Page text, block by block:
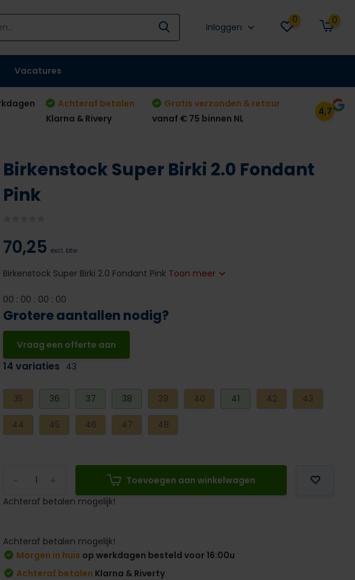
Inloggen
0 0
Vacatures
Achteraf betalen
Klarna & Rivery
Gratis verzonden & retour
vanaf € 75 binnen NL
4,7
Birkenstock Super Birki 2.0 Fondant
Pink
70,25 excl. btw
Birkenstock Super Birki 2.0 Fondant Pink Toon meer
00 : 00 : 00 : 00
Grotere aantallen nodig?
Vraag een offerte aan
14 variaties 43
35 36 37 38 39 40 41 42 43
44 45 46 47 48
Toevoegen aan winkelwagen
Achteraf betalen mogelijk!
Achteraf betalen mogelijk!
Morgen in huis op werkdagen besteld voor 16:00u
Achteraf betalen Klarna & Riverty